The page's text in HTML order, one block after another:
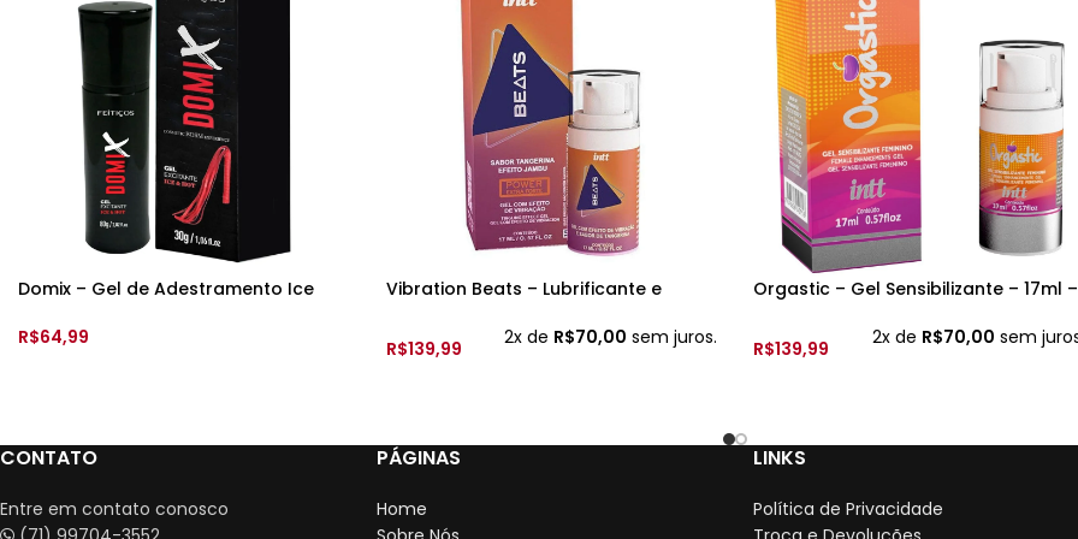
Domix – Gel de Adestramento Ice
R$64,99
Vibration Beats – Lubrificante e
R$139,99 2x de R$70,00 sem juros.
Orgastic – Gel Sensibilizante – 17ml –
R$139,99 2x de R$70,00 sem
CONTATO
Entre em contato conosco
PÁGINAS
Home
LINKS
Política de Privacidade